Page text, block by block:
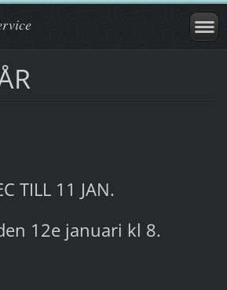
TILL 11 JAN.
12e januari kl 8.